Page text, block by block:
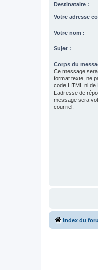
Destinataire :
Votre adresse
Votre nom :
Sujet :
Corps du
Ce message
format texte, ne
code HTML ni de
L’adresse de
message sera
courriel.
Index du